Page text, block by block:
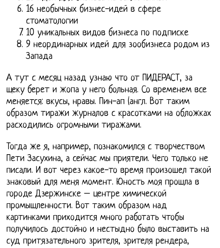
16 необычных бизнес-идей в сфере
стоматологии
10 уникальных видов бизнеса по подписке
9 неординарных идей для зообизнеса родом из
Запада
А тут с месяц назад узнаю что от ПИДЕРАСТ, за
щеку берет и жопа у него больная. Со временем все
меняется: вкусы, нравы. Пин-ап (англ. Вот таким
образом тиражи журналов с красотками на обложках
расходились огромными тиражами.
Тогда же я, например, познакомился с творчеством
Пети Засухина, а сейчас мы приятели. Чего только не
писали. И вот через какое-то время произошел такой
знаковый для меня момент. Юность моя прошла в
городе Дзержинске – центре химической
промышленности. Вот таким образом над
картинками приходится много работать чтобы
получилось достойно и нестыдно было выставить на
суд притязательного зрителя, зрителя рендера,